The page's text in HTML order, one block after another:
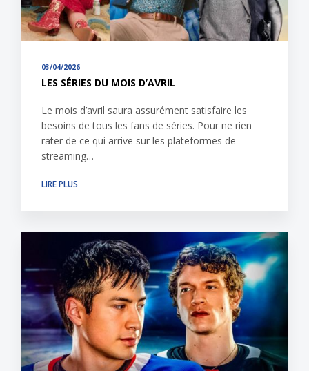
03/04/2026
LES SÉRIES DU MOIS D’AVRIL
Le mois d’avril saura assurément satisfaire les
besoins de tous les fans de séries. Pour ne rien
rater de ce qui arrive sur les plateformes de
streaming…
LIRE PLUS